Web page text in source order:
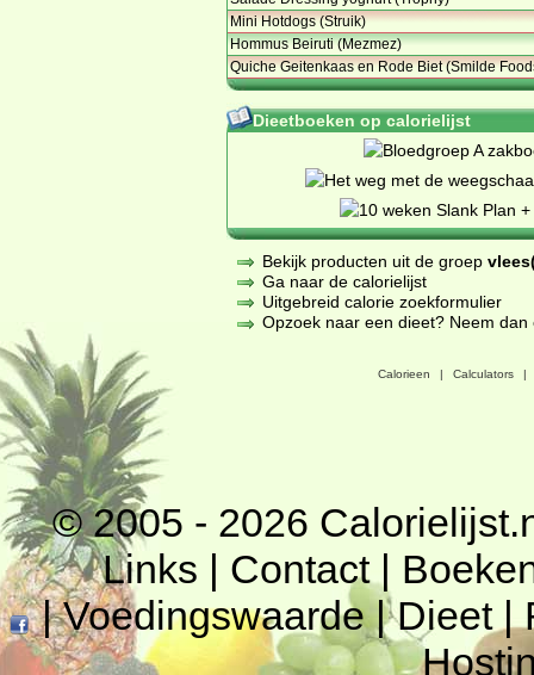
Mini Hotdogs (Struik)
Hommus Beiruti (Mezmez)
Quiche Geitenkaas en Rode Biet (Smilde
Dieetboeken op calorielijst
Bekijk producten uit de groep
Ga naar de calorielijst
Uitgebreid calorie zoekformulier
Opzoek naar een dieet? Neem
Calorieen | Calculators |
© 2005 - 2026
Links | Contact|
|Voedingswaarde|Dieet|